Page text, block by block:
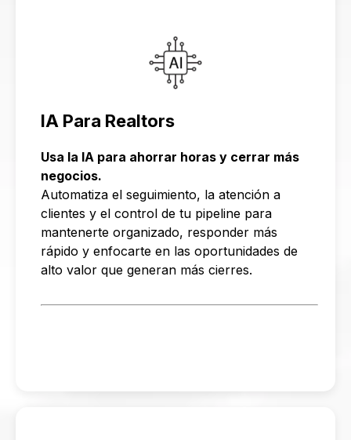
IA Para Realtors
Usa la IA para ahorrar horas y cerrar más
negocios.
Automatiza el seguimiento, la atención a
clientes y el control de tu pipeline para
mantenerte organizado, responder más
rápido y enfocarte en las oportunidades de
alto valor que generan más cierres.